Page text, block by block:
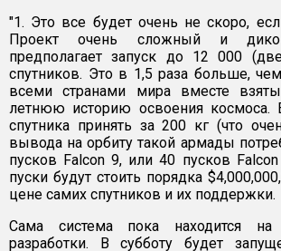
"1. Это все будет очень не скоро,
Проект очень сложный и
предполагает запуск до 12 000
спутников. Это в 1,5 раза больше,
всеми странами мира вместе
летнюю историю освоения космоса.
спутника принять за 200 кг (что
вывода на орбиту такой армады
пусков Falcon 9, или 40 пусков
пуски будут стоить порядка
цене самих спутников и их поддержки.
Сама система пока находится на
разработки. В субботу будет